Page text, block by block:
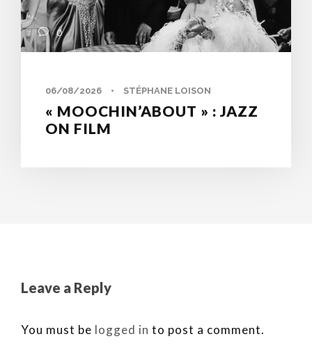
0
06/08/2026 • STÉPHANE LOISON
« MOOCHIN’ABOUT » : JAZZ
ON FILM
Leave a Reply
You must be logged in to post a comment.